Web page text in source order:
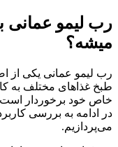
رب لیمو عمانی
میشه؟
رب لیمو عمانی یکی از
طبخ غذاهای مختلف به
خاص خود برخوردار
در ادامه به بررسی
می‌پردازیم.